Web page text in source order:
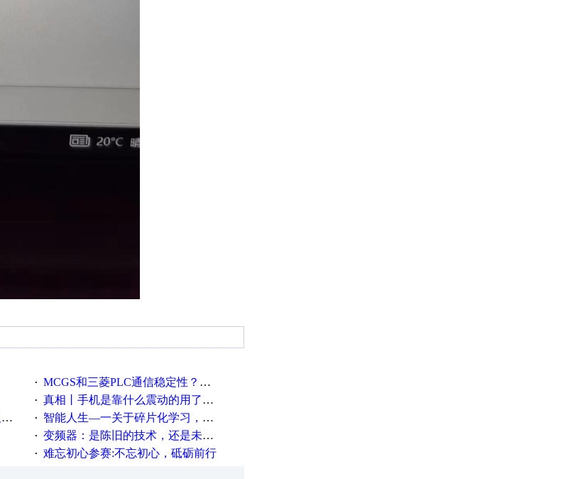
· MCGS和三菱PLC通信稳定性？？？
· 真相丨手机是靠什么震动的用了这么多年才知道！
· 智能人生—一关于碎片化学习，看这一篇就够了！
· 变频器：是陈旧的技术，还是未来的幕后英雄？
· 难忘初心参赛:不忘初心，砥砺前行